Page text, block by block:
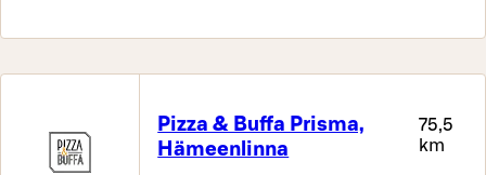
Pizza & Buffa Prisma,
Hämeenlinna
75,5
km